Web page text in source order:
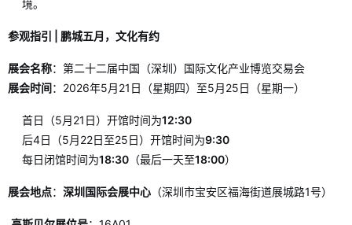
境。
参观指引 | 鹏城五月，文化有约
展会名称：第二十二届中国（深圳）国际文化产业博览交易会
展会时间：2026年5月21日（星期四）至5月25日（星期一）
首日（5月21日）开馆时间为12:30
后4日（5月22日至25日）开馆时间为9:30
每日闭馆时间为18:30 （最后一天至18:00）
展会地点： 深圳国际会展中心 （深圳市宝安区福海街道展城路1号）